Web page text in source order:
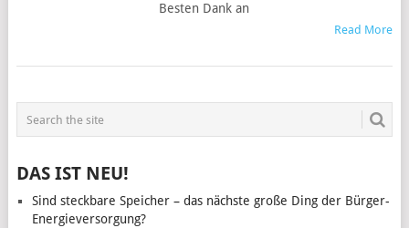
Besten Dank an
Read More
POSTS
NAVIGATION
DAS IST NEU!
Sind steckbare Speicher – das nächste große Ding der Bürger-
Energieversorgung?